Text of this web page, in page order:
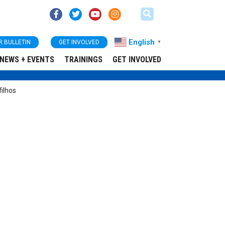
BULLETIN GET INVOLVED English ▼
NEWS + EVENTS TRAININGS GET INVOLVED